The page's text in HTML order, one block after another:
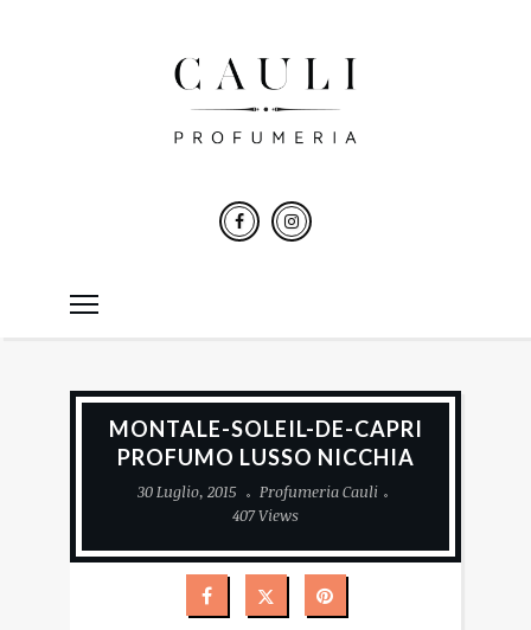
MONTALE-SOLEIL-DE-CAPRI
PROFUMO LUSSO NICCHIA
30 Luglio, 2015
Profumeria Cauli
407 Views